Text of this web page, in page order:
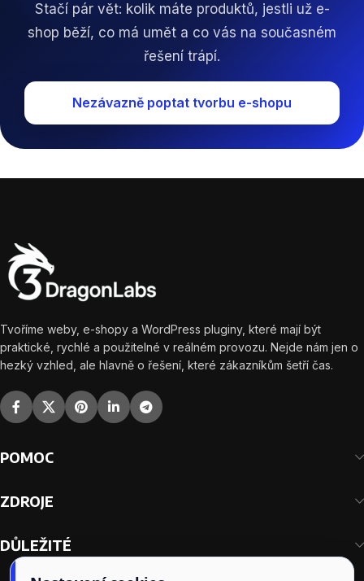
Stačí pár vět: kolik máte produktů, jestli už e-
shop běží, co má umět a co vás na současném
řešení trápí.
Nezávazně poptat tvorbu e-shopu
Tvoříme weby, e-shopy a WordPress pluginy, které mají být
praktické, rychlé a použitelné v reálném provozu. Nejde nám jen o
hezký vzhled, ale hlavně o řešení, které zákazníkům šetří čas.
POMOC
ZDROJE
DŮLEŽITÉ